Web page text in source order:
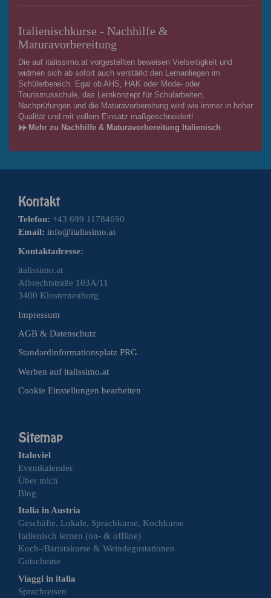
Italienischkurse - Nachhilfe &
Maturavorbereitung
Die auf italissimo.at vorgestellten beweisen Vielseitigkeit und
widmen sich ab sofort auch verstärkt den Lernanliegen im
Schülerbereich. Egal ob AHS, HAK oder Mode- oder
Tourismusschule, das Lernkonzept für Schularbeiten,
Nachprüfungen und die Maturavorbereitung wird wie immer in hoher
Qualität und mit vollem Einsatz maßgeschneidert!
Mehr zu Nachhilfe & Maturavorbereitung Italienisch
Telefon: +43 699 11784690
Email: info@italissimo.at
Kontaktadresse:
italissimo.at
Albrechtstraße 103A/11
3400 Klosterneuburg
Impressum
AGB & Datenschutz
Standardinformationsplatz PRG
Werben auf italissimo.at
Cookie Einstellungen bearbeiten
Italoviel
Eventkalender
Über mich
Blog
Italia in Austria
Geschäfte, Lokale, Sprachkurse, Kochkurse
Italienisch lernen (on- & offline)
Koch-/Baristakurse & Weindegustationen
Gutscheine
Viaggi in italia
Sprachreisen